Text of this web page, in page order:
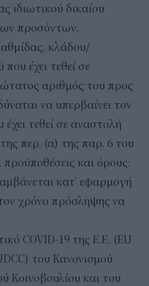
ιδιωτικού δικαίου
προσόντων,
κλάδου/
έχει τεθεί σε
αριθμός του προς
να υπερβαίνει τον
τεθεί σε αναστολή
περ. (α) της παρ. 6 του
και όρους:
κατ’ εφαρμογή
χρόνο πρόσληψης να
COVID-19 της Ε.Ε. (EU
του Κανονισμού
Κοινοβουλίου και του